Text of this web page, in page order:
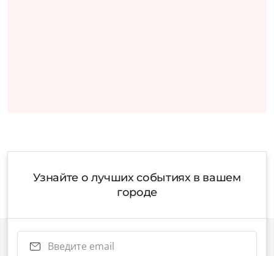
Узнайте о лучших событиях в вашем
городе